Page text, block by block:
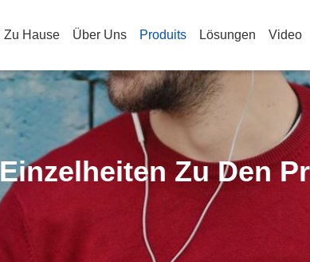
Zu Hause Über Uns Produits Lösungen Video
Einzelheiten Zu Den